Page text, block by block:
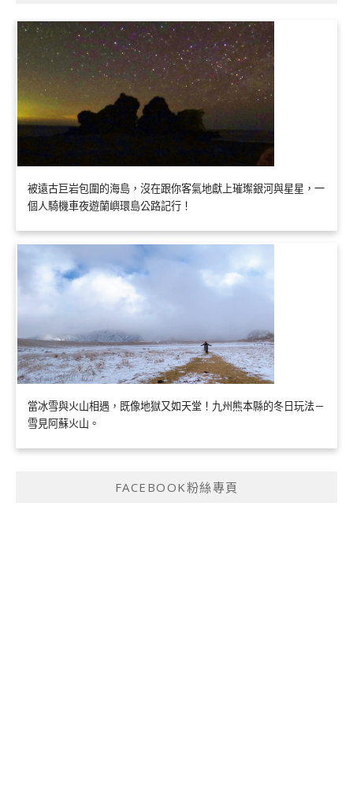
被遠古巨岩包圍的海島，沒在跟你客氣地獻上璀璨銀河與星星，一
個人騎機車夜遊蘭嶼環島公路記行！
當冰雪與火山相遇，既像地獄又如天堂！九州熊本縣的冬日玩法－
雪見阿蘇火山。
FACEBOOK粉絲專頁